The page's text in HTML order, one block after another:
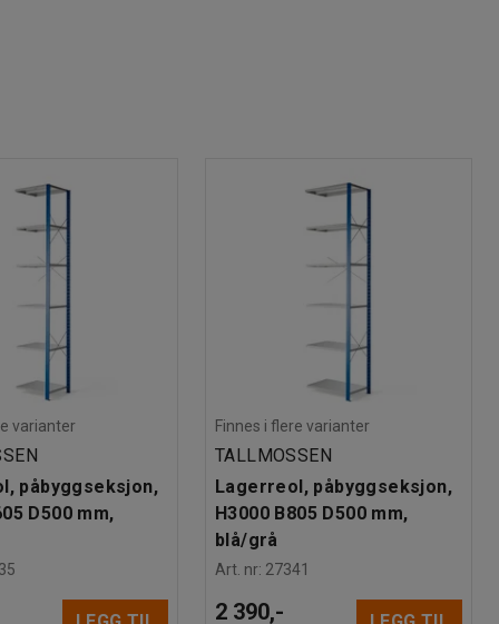
varianter
påbyggseksjon,
D500 mm,
Finnes i flere varianter
TALLMOSSEN
Lagerreol, påbyggseksjon,
H3000 B805 D500 mm,
blå/grå
Art. nr: 27341
2 390,-